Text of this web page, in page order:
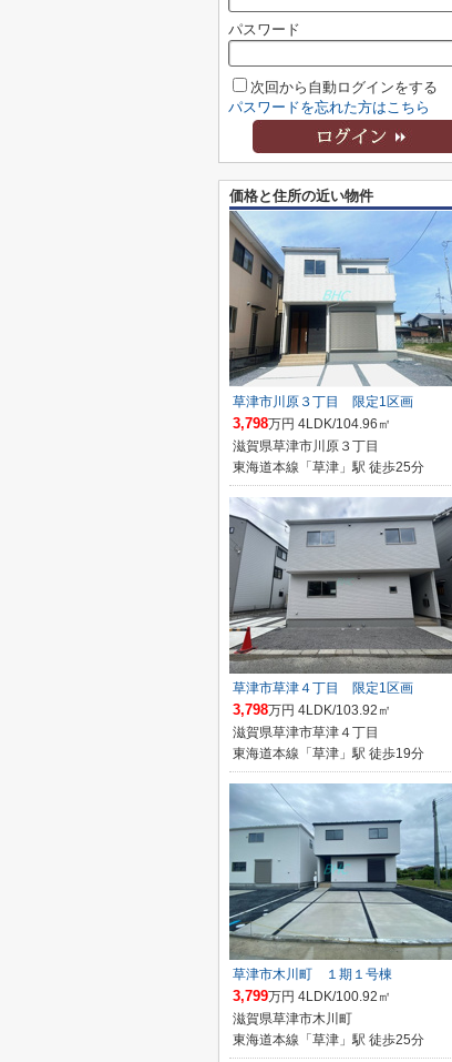
パスワード
次回から自動ログインをする
パスワードを忘れた方はこちら
価格と住所の近い物件
草津市川原３丁目 限定1区画
3,798万円 4LDK/104.96㎡
滋賀県草津市川原３丁目
東海道本線「草津」駅 徒歩25分
草津市草津４丁目 限定1区画
3,798万円 4LDK/103.92㎡
滋賀県草津市草津４丁目
東海道本線「草津」駅 徒歩19分
草津市木川町 １期１号棟
3,799万円 4LDK/100.92㎡
滋賀県草津市木川町
東海道本線「草津」駅 徒歩25分